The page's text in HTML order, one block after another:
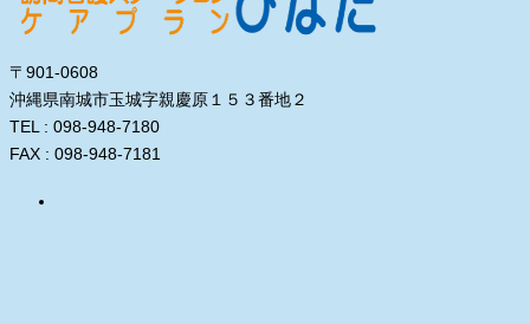
〒901-0608
沖縄県南城市玉城字親慶原１５３番地２
TEL : 098-948-7180
FAX : 098-948-7181